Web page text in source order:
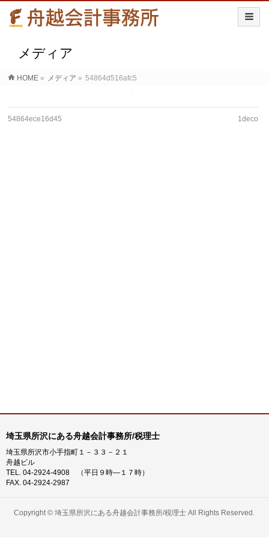
メディア
HOME » メディア » 54864d516afc5
54864ece16d45 1deco
埼玉県所沢にある舟越会計事務所/税理士
埼玉県所沢市小手指町１－３３－２１
舟越ビル
TEL. 04-2924-4908 （平日９時―１７時）
FAX. 04-2924-2987
Copyright ©埼玉県所沢にある舟越会計事務所/税理士 All Rights Reserved.